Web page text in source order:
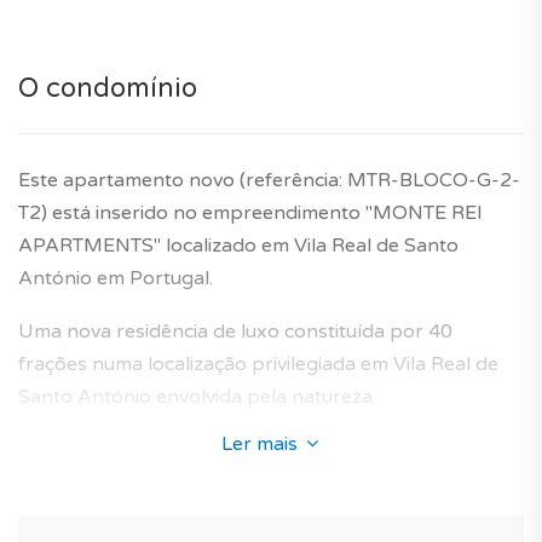
O condomínio
Este apartamento novo (referência: MTR-BLOCO-G-2-
T2) está inserido no empreendimento "MONTE REI
APARTMENTS" localizado em Vila Real de Santo
António em Portugal.
Uma nova residência de luxo constituída por 40
frações numa localização privilegiada em Vila Real de
Santo António envolvida pela natureza.
A sua arquitectura enquadra-se perfeitamente na área
Ler mais